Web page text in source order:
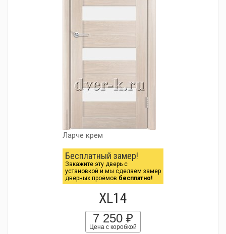
Ларче крем
Бесплатный замер!
Закажите эту дверь с
установкой и мы сделаем замер
дверных проёмов бесплатно!
XL14
7 250 ₽
Цена с коробкой